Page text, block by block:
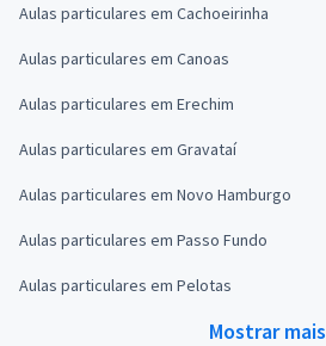
Aulas particulares em Cachoeirinha
Aulas particulares em Canoas
Aulas particulares em Erechim
Aulas particulares em Gravataí
Aulas particulares em Novo Hamburgo
Aulas particulares em Passo Fundo
Aulas particulares em Pelotas
Mostrar mais